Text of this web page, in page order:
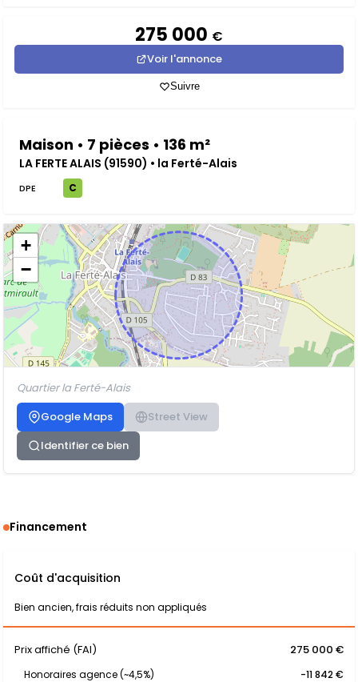
275 000 €
Voir l'annonce
Suivre
Maison • 7 pièces • 136 m²
LA FERTE ALAIS (91590) • la Ferté-Alais
DPE C
+
−
Quartier la Ferté-Alais
Google Maps
Street View
Identifier ce bien
Financement
Coût d'acquisition
Bien ancien, frais réduits non appliqués
Prix affiché (FAI) 275 000 €
Honoraires agence (~4,5%)
-11 842 €